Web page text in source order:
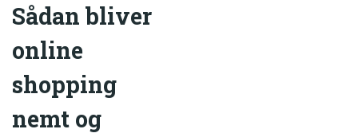
Sådan bliver
online
shopping
nemt og